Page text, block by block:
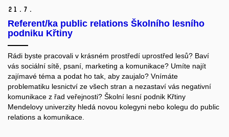
21. 7.
Referent/ka public relations Školního lesního
podniku Křtiny
Rádi byste pracovali v krásném prostředí uprostřed lesů? Baví
vás sociální sítě, psaní, marketing a komunikace? Umíte najít
zajímavé téma a podat ho tak, aby zaujalo? Vnímáte
problematiku lesnictví ze všech stran a nezastaví vás negativní
komunikace z řad veřejnosti? Školní lesní podnik Křtiny
Mendelovy univerzity hledá novou kolegyni nebo kolegu do public
relations a komunikace.